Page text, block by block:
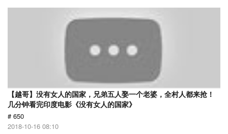
【越哥】没有女人的国家，兄弟五人娶一个老婆，全村人都来抢！
几分钟看完印度电影《没有女人的国家》
# 650
2018-10-16 08:10